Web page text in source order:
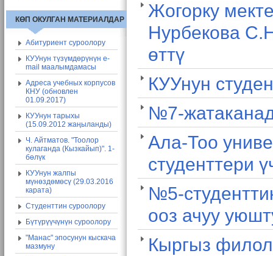
Жогорку
Нурбекова
өттү
КУУнун
№7-
Ала-Тоо
студенттери
№5-
ооз ачуу
Кыргыз
КӨП ОКУЛГАН МАТЕРИАЛДАР
Абитуриент суроолору
КУУнун түзүмдөрүнүн e-
mail маалымдамасы
Адреса учебных корпусов
КНУ (обновлен
01.09.2017)
КУУнун тарыхы
(15.09.2012 жаңыланды)
Ч. Айтматов. "Тоолор
кулаганда (Кызкайып)". 1-
бөлүк
КУУнун жалпы
мүнөздөмөсү (29.03.2016
карата)
Студенттин суроолору
Бүтүрүүчүнүн суроолору
"Манас" эпосунун кыскача
мазмуну